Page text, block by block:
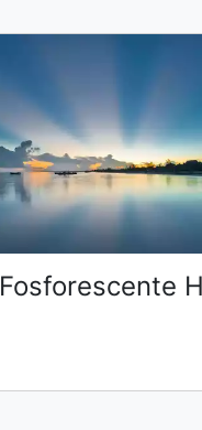
Fosforescente